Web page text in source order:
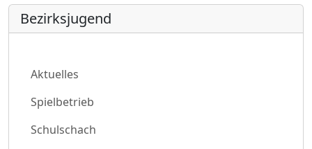
Bezirksjugend
Aktuelles
Spielbetrieb
Schulschach